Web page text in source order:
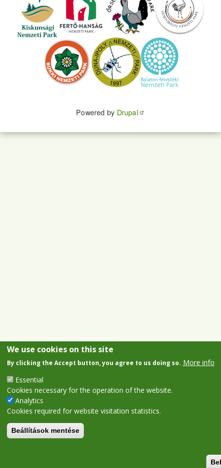
Powered by Drupal
We use cookies on this site
By clicking the Accept button, you agree to us doing so. More info
Essential
Cookies necessary for the operation of the website.
Analytics
Cookies required for website visitation statistics.
Beállítások mentése